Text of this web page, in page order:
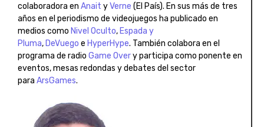
colaboradora en Anait yVerne (El País). En sus más de tres
años en el periodismo de videojuegos ha publicado en
medios como Nivel Oculto,Espada y
Pluma,DeVuego e HyperHype. También colabora en el
programa de radio Game Overy participa como ponente en
eventos, mesas redondas y debates del sector
para ArsGames.